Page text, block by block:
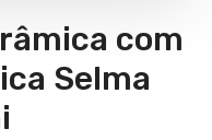
com
Selma